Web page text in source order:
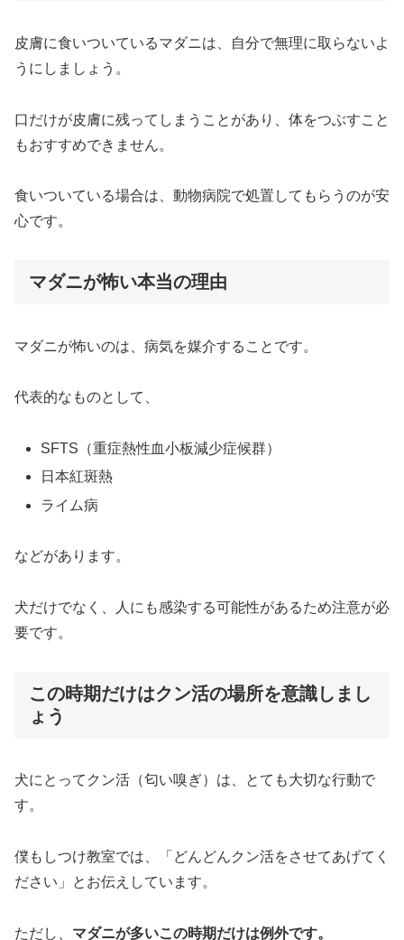
皮膚に食いついているマダニは、自分で無理に取らないよ
うにしましょう。
口だけが皮膚に残ってしまうことがあり、体をつぶすこと
もおすすめできません。
食いついている場合は、動物病院で処置してもらうのが安
心です。
マダニが怖い本当の理由
マダニが怖いのは、病気を媒介することです。
代表的なものとして、
SFTS（重症熱性血小板減少症候群）
日本紅斑熱
ライム病
などがあります。
犬だけでなく、人にも感染する可能性があるため注意が必
要です。
この時期だけはクン活の場所を意識しまし
ょう
犬にとってクン活（匂い嗅ぎ）は、とても大切な行動で
す。
僕もしつけ教室では、「どんどんクン活をさせてあげてく
ださい」とお伝えしています。
ただし、 マダニが多いこの時期だけは例外です。